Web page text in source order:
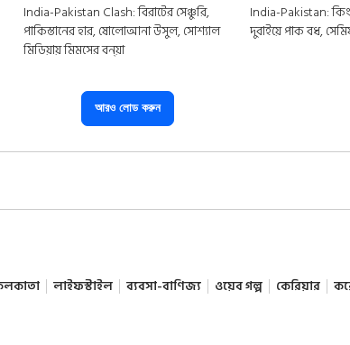
India-Pakistan Clash: বিরাটের সেঞ্চুরি,
পাকিস্তানের হার, ষোলোআনা উসুল, সোশ্যাল
মিডিয়ায় মিমসের বন্য়া
India-Pakistan:
দুবাইয়ে পাক বধ,
আরও লোড করুন
লাইফস্টাইল ব্যবসা-বাণিজ্য ওয়েব গল্প কেরিয়ার